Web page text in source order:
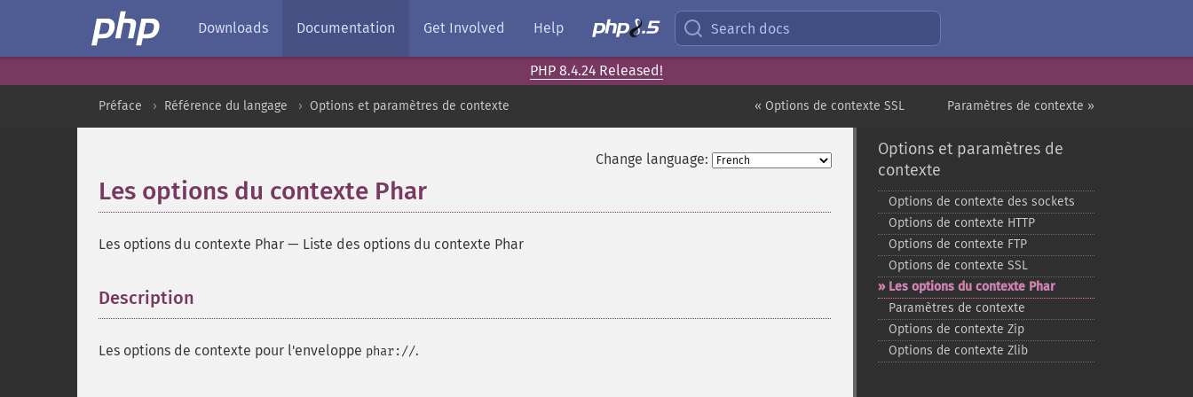
Downloads Documentation Get Involved Help Search docs
PHP 8.4.24 Released!
Paramètres de contexte »
« Options de contexte SSL
Préface Référence du langage Options et paramètres de contexte
Change language:
Les options du contexte Phar
Les options du contexte Phar — Liste des options du contexte Phar
Description
Les options de contexte pour l'enveloppe phar://.
Options et paramètres de
contexte
Options de contexte des sockets
Options de contexte HTTP
Options de contexte FTP
Options de contexte SSL
Les options du contexte Phar
Paramètres de contexte
Options de contexte Zip
Options de contexte Zlib